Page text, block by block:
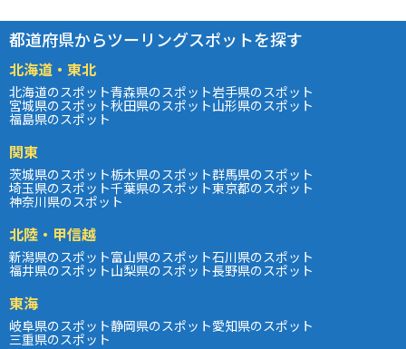
都道府県からツーリングスポットを探す
北海道・東北
北海道のスポット青森県のスポット岩手県のスポット
宮城県のスポット秋田県のスポット山形県のスポット
福島県のスポット
関東
茨城県のスポット栃木県のスポット群馬県のスポット
埼玉県のスポット千葉県のスポット東京都のスポット
神奈川県のスポット
北陸・甲信越
新潟県のスポット富山県のスポット石川県のスポット
福井県のスポット山梨県のスポット長野県のスポット
東海
岐阜県のスポット静岡県のスポット愛知県のスポット
三重県のスポット